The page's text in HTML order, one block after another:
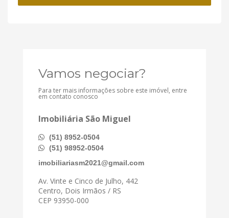
Vamos negociar?
Para ter mais informações sobre este imóvel, entre
em contato conosco
Imobiliária São Miguel
(51) 8952-0504
(51) 98952-0504
imobiliariasm2021@gmail.com
Av. Vinte e Cinco de Julho, 442
Centro, Dois Irmãos / RS
CEP 93950-000